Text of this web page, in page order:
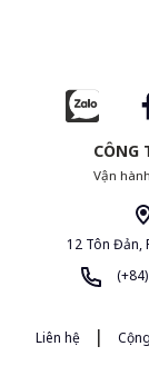
CÔNG
Vận
12 Tôn Đản,
Liên hệ
|